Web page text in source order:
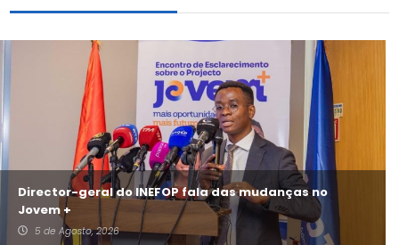
Director-geral do INEFOP fala das mudanças no
Jovem +
5 de Agosto, 2026